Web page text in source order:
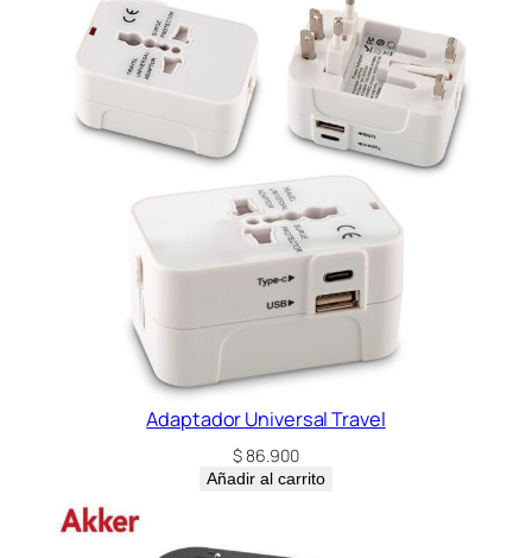
Adaptador Universal Travel
$86.900
Añadir al carrito